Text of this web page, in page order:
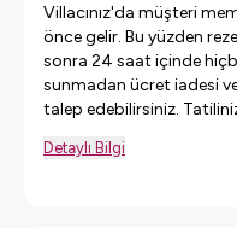
Villacınız'da müşteri
önce gelir. Bu yüzden
sonra 24 saat içinde
sunmadan ücret iadesi
talep edebilirsiniz.
Detaylı Bilgi